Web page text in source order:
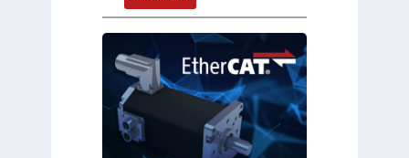
d
s
ü
b
e
s
i
t
i
o
N
e
e
r